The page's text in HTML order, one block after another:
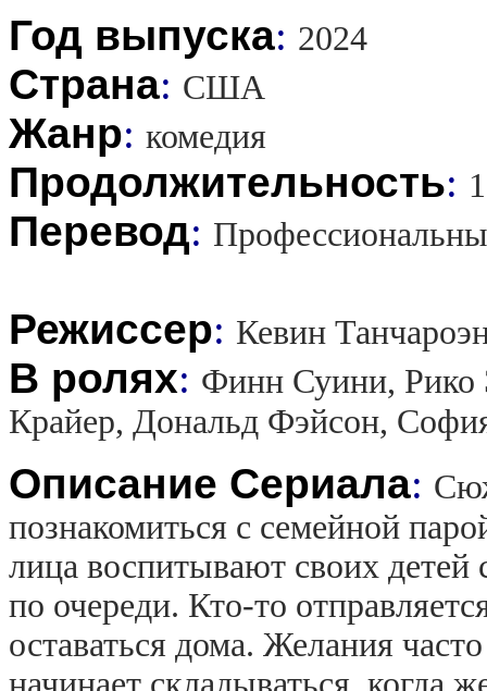
Год выпуска: 2024
Страна: США
Жанр: комедия
Продолжительность:
Перевод:
Режиссер: Кевин
В ролях: Финн Суини, Рико
Крайер, Дональд Фэйсон,
Описание Сериала:
познакомиться с семейной
лица воспитывают своих
по очереди. Кто-то
оставаться дома. Желания